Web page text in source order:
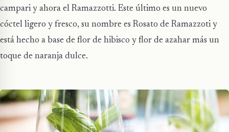
campari y ahora el Ramazzotti. Este último es un nuevo
cóctel ligero y fresco, su nombre es Rosato de Ramazzoti y
está hecho a base de flor de hibisco y flor de azahar más un
toque de naranja dulce.